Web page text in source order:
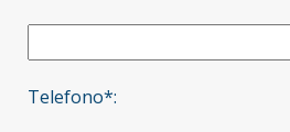
Telefono*: